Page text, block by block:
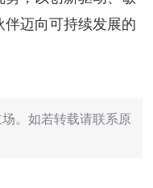
迈向可持续发展的
。如若转载请联系原